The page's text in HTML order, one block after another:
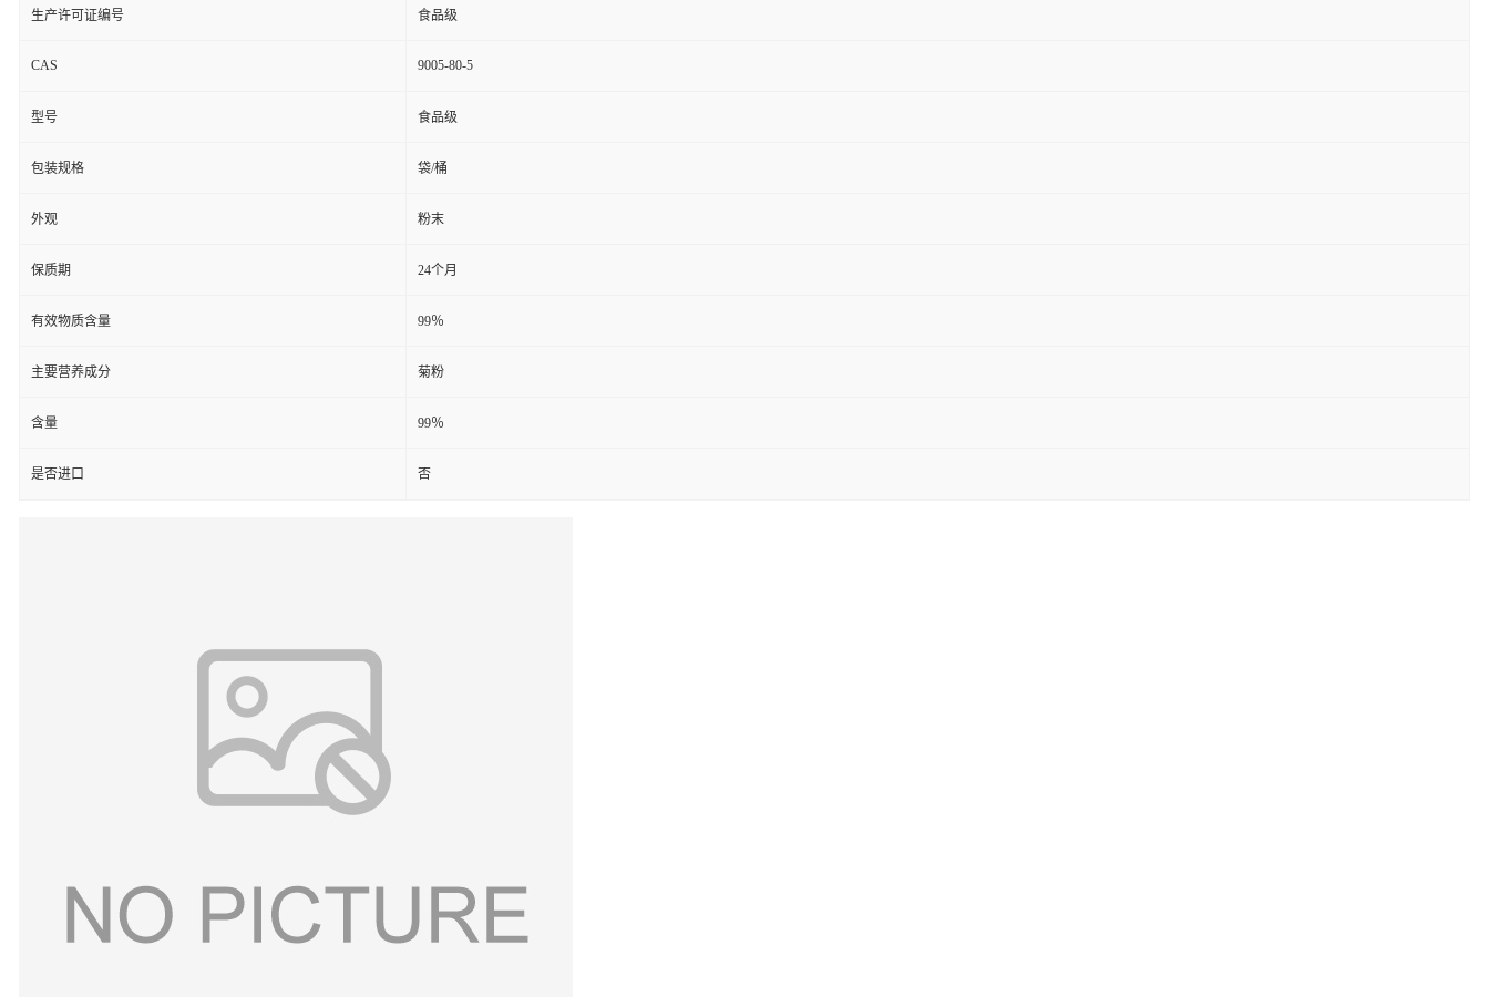
生产许可证编号 食品级
CAS 9005-80-5
型号 食品级
包装规格 袋/桶
外观 粉末
保质期 24个月
有效物质含量 99％
主要营养成分 菊粉
含量 99％
是否进口 否